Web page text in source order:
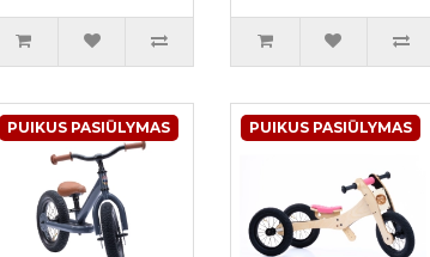
PUIKUS PASIŪLYMAS PUIKUS PASIŪLYMAS